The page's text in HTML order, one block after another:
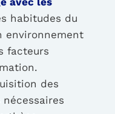
habitudes du
environnement
facteurs
des